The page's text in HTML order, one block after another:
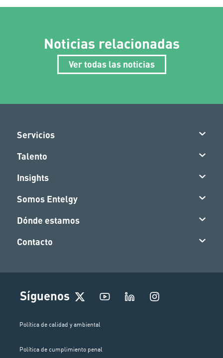
Noticias relacionadas
Ver todas las noticias
Servicios
Talento
Insights
Somos Entelgy
Dónde estamos
Contacto
Síguenos
I
n
Política de calidad y ambiental
Política de cumplimiento penal